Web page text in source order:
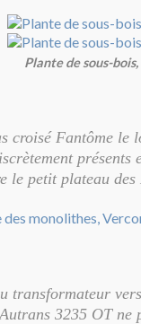
Plante de sous-
croisé Fantôme le
le petit plateau des
transformateur
3235 OT ne